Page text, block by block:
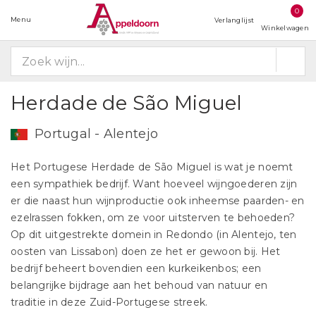
Menu Verlanglijst
0
Winkelwagen
Herdade de São Miguel
Portugal - Alentejo
Het Portugese Herdade de São Miguel is wat je noemt
een sympathiek bedrijf. Want hoeveel wijngoederen zijn
er die naast hun wijnproductie ook inheemse paarden- en
ezelrassen fokken, om ze voor uitsterven te behoeden?
Op dit uitgestrekte domein in Redondo (in Alentejo, ten
oosten van Lissabon) doen ze het er gewoon bij. Het
bedrijf beheert bovendien een kurkeikenbos; een
belangrijke bijdrage aan het behoud van natuur en
traditie in deze Zuid-Portugese streek.